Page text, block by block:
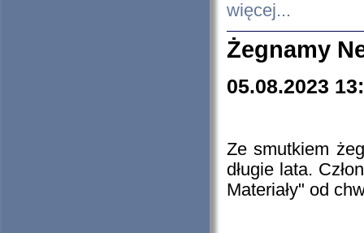
więcej...
Żegnamy
05.08.2023
Ze smutkiem
długie lata.
Materiały" od